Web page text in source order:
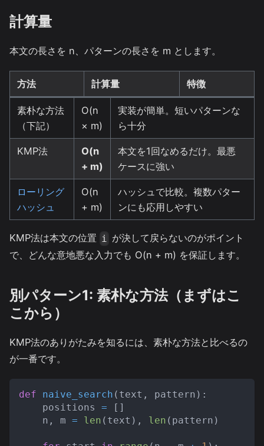
計算量
本文の長さを n、パターンの長さを m とします。
方法 計算量 特徴
素朴な方法
（下記）
O(n
× m)
実装が簡単。短いパターンな
ら十分
KMP法
O(n
+ m)
本文を1回なめるだけ。最悪
ケースに強い
ローリング
ハッシュ
O(n
+ m)
ハッシュで比較。複数パター
ンにも応用しやすい
KMP法は本文の位置 i が決して戻らないのがポイント
で、どんな意地悪な入力でも O(n + m) を保証します。
別パターン1: 素朴な方法（まずはこ
こから）
KMP法のありがたみを知るには、素朴な方法と比べるの
が一番です。
def naive_search ( text , pattern ) :
    positions
= [ ]
    n
, m = len ( text ) , len ( pattern )